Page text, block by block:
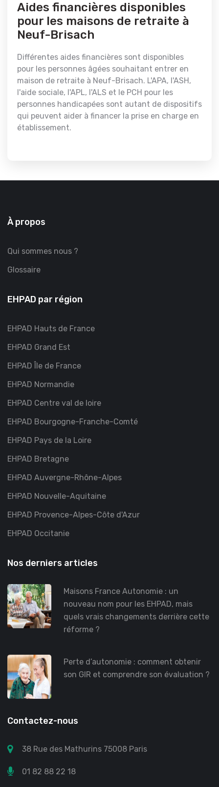
Aides financières disponibles
pour les maisons de retraite à
Neuf-Brisach
Différentes aides financières sont disponibles
pour les personnes âgées souhaitant entrer en
maison de retraite à Neuf-Brisach. L'APA, l'ASH,
l'aide sociale, l'APL, l'ALS et le PCH pour les
personnes handicapées sont autant de dispositifs
qui peuvent aider à financer la prise en charge en
établissement.
À propos
Qui sommes nous ?
Glossaire
EHPAD par région
EHPAD Hauts de France
EHPAD Grand Est
EHPAD Île de France
EHPAD Normandie
EHPAD Centre val de loire
EHPAD Bourgogne-Franche-Comté
EHPAD Pays de la Loire
EHPAD Bretagne
EHPAD Auvergne-Rhône-Alpes
EHPAD Nouvelle-Aquitaine
EHPAD Provence-Alpes-Côte d'Azur
EHPAD Occitanie
Nos derniers articles
Maisons France Autonomie : un
nouveau nom pour les EHPAD, mais
quels vrais changements derrière cette
réforme ?
Perte d’autonomie : comment obtenir
son GIR et comprendre son évaluation ?
Contactez-nous
38 Rue des Mathurins 75008 Paris
01 82 88 22 18